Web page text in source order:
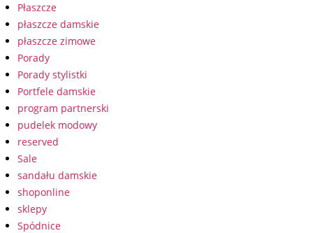
Płaszcze
płaszcze damskie
płaszcze zimowe
Porady
Porady stylistki
Portfele damskie
program partnerski
pudelek modowy
reserved
Sale
sandału damskie
shoponline
sklepy
Spódnice